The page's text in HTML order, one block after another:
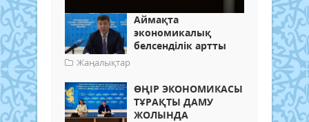
Аймақта
экономикалық
белсенділік артты
Жаңалықтар
ӨҢІР ЭКОНОМИКАСЫ
ТҰРАҚТЫ ДАМУ
ЖОЛЫНДА